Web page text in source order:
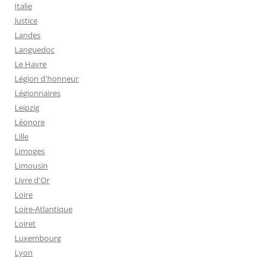
Italie
Justice
Landes
Languedoc
Le Havre
Légion d'honneur
Légionnaires
Leipzig
Léonore
Lille
Limoges
Limousin
Livre d'Or
Loire
Loire-Atlantique
Loiret
Luxembourg
Lyon